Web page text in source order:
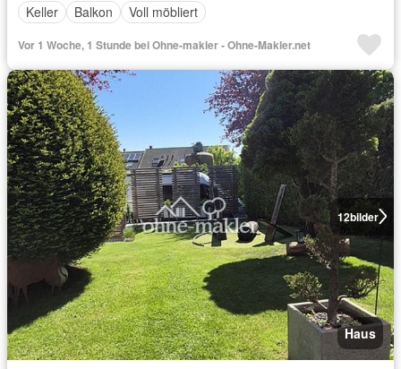
Keller
Balkon Voll möbliert
Vor 1 Woche, 1 Stunde bei Ohne-makler - Ohne-Makler.net
12bilder
Haus